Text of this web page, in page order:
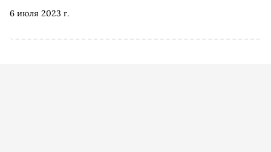
6 июля 2023 г.
«Снобу» о своей новой работе, особенностях общения с